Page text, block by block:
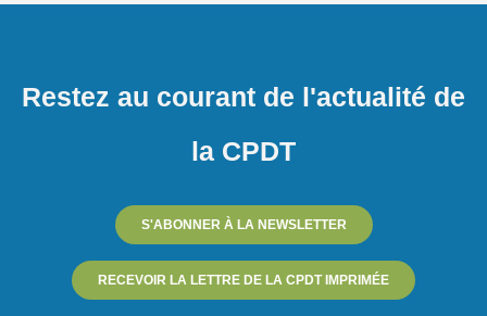
Restez au courant de l'actualité de
la CPDT
S'ABONNER À LA NEWSLETTER
RECEVOIR LA LETTRE DE LA CPDT IMPRIMÉE